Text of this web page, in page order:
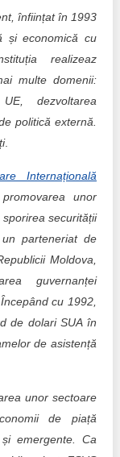
înființat în 1993
și economică cu
realizeaz
multe domenii:
dezvoltarea
politică externă.
.
Internațională
unor
securității
parteneriat de
Moldova,
guvernanței
cu 1992,
de dolari SUA în
de asistență
unor sectoare
de piață
emergente. Ca